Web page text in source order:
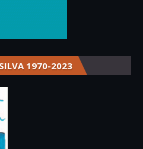
1970-2023